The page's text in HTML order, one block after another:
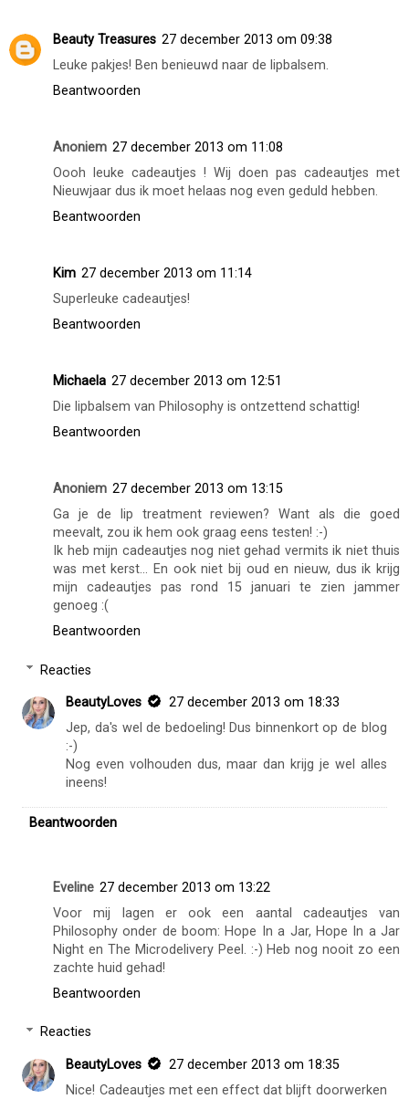
Beauty Treasures 27 december 2013 om 09:38
Leuke pakjes! Ben benieuwd naar de lipbalsem.
Beantwoorden
Anoniem 27 december 2013 om 11:08
Oooh leuke cadeautjes ! Wij doen pas cadeautjes met
Nieuwjaar dus ik moet helaas nog even geduld hebben.
Beantwoorden
Kim 27 december 2013 om 11:14
Superleuke cadeautjes!
Beantwoorden
Michaela 27 december 2013 om 12:51
Die lipbalsem van Philosophy is ontzettend schattig!
Beantwoorden
Anoniem 27 december 2013 om 13:15
Ga je de lip treatment reviewen? Want als die goed
meevalt, zou ik hem ook graag eens testen! :-)
Ik heb mijn cadeautjes nog niet gehad vermits ik niet thuis
was met kerst... En ook niet bij oud en nieuw, dus ik krijg
mijn cadeautjes pas rond 15 januari te zien jammer
genoeg :(
Beantwoorden
Reacties
BeautyLoves
27 december 2013 om 18:33
Jep, da's wel de bedoeling! Dus binnenkort op de blog
:-)
Nog even volhouden dus, maar dan krijg je wel alles
ineens!
Beantwoorden
Eveline 27 december 2013 om 13:22
Voor mij lagen er ook een aantal cadeautjes van
Philosophy onder de boom: Hope In a Jar, Hope In a Jar
Night en The Microdelivery Peel. :-) Heb nog nooit zo een
zachte huid gehad!
Beantwoorden
Reacties
BeautyLoves
27 december 2013 om 18:35
Nice! Cadeautjes met een effect dat blijft doorwerken